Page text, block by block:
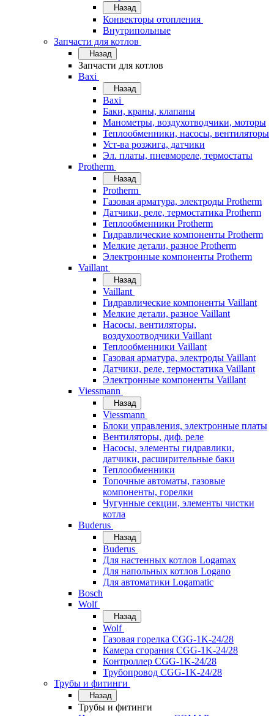
Назад
Конвекторы отопления
Внутрипольные
Запчасти для котлов
Назад
Запчасти для котлов
Baxi
Назад
Baxi
Баки, краны, клапаны
Манометры, воздухотводчики, моторы
Теплообменники, насосы, вентиляторы
Уст-ва розжига, датчики
Эл. платы, пневмореле, термостаты
Protherm
Назад
Protherm
Газовая арматура, электроды Protherm
Датчики, реле, термостатика Protherm
Теплообменники Protherm
Гидравлические компоненты Protherm
Мелкие детали, разное Protherm
Электронные компоненты Protherm
Vaillant
Назад
Vaillant
Гидравлические компоненты Vaillant
Мелкие детали, разное Vaillant
Насосы, вентиляторы,
воздухоотводчики Vaillant
Теплообменники Vaillant
Газовая арматура, электроды Vaillant
Датчики, реле, термостатика Vaillant
Электронные компоненты Vaillant
Viessmann
Назад
Viessmann
Блоки управления, электронные платы
Вентиляторы, диф. реле
Насосы, элементы гидравлики,
датчики, расширительные баки
Теплообменники
Топочные автоматы, газовые
компоненты, горелки
Чугунные секции, элементы чистки
котла
Buderus
Назад
Buderus
Для настенных котлов Logamax
Для напольных котлов Logano
Для автоматики Logamatic
Bosch
Wolf
Назад
Wolf
Газовая горелка CGG-1K-24/28
Камера сгорания CGG-1K-24/28
Контроллер CGG-1K-24/28
Трубопровод CGG-1K-24/28
Трубы и фитинги
Назад
Трубы и фитинги